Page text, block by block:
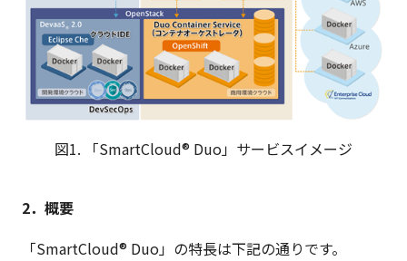
図1. 「SmartCloud® Duo」サービスイメージ
2．概要
「SmartCloud® Duo」の特長は下記の通りです。